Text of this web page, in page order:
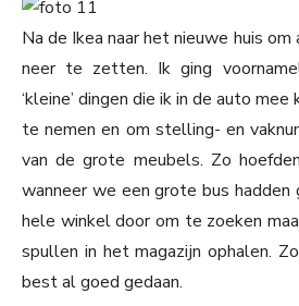
Na de Ikea naar het nieuwe huis
neer te zetten. Ik ging
‘kleine’ dingen die ik in de auto
te nemen en om stelling- en
van de grote meubels. Zo
wanneer we een grote bus hadden
hele winkel door om te zoeken
spullen in het magazijn ophalen.
best al goed gedaan.